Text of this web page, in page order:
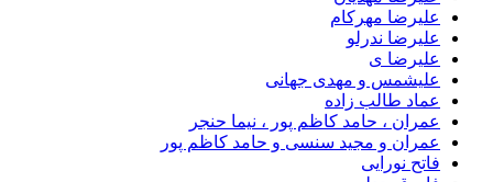
علیرضا مهرکام
علیرضا ندرلو
علیرضا ی
علیشمس و مهدی جهانی
عماد طالب زاده
عمران ، حامد کاظم پور ، نیما حنجر
عمران و مجید سنسی و حامد کاظم پور
فاتح نورایی